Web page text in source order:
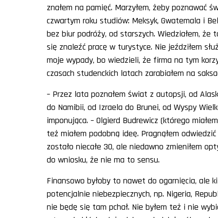
znałem na pamięć. Marzyłem, żeby poznawać
czwartym roku studiów: Meksyk, Gwatemala i
bez biur podróży, od starszych. Wiedziałem,
się znaleźć pracę w turystyce. Nie jeździłem
moje wypady, bo wiedzieli, że firma na tym
czasach studenckich latach zarabiałem na
– Przez lata poznałem świat z autopsji, od
do Namibii, od Izraela do Brunei, od Wyspy
imponująca. – Olgierd Budrewicz (którego
też miałem podobną ideę. Pragnąłem
zostało niecałe 30, ale niedawno zmieniłem
do wniosku, że nie ma to sensu.
Finansowo byłoby to nawet do ogarnięcia, ale
potencjalnie niebezpiecznych, np. Nigeria,
nie będę się tam pchał. Nie byłem też i nie